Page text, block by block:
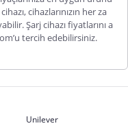
cihazlarınızın her za
Şarj cihazı fiyatlarını a
tercih edebilirsiniz.
Unilever